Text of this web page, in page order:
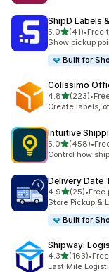
ShipD Labels
5.0เต็ม 5 ดาว
(41)
ทั้งหมด 41 รีวิว
•Free
Show pickup
Built for
Colissimo
4.8เต็ม 5 ดาว
(223)
ทั้งหมด 223 รีวิว
•
Create labels,
Intuitive
5.0เต็ม 5 ดาว
(458)
ทั้งหมด 458 รีวิว
•
Control how
Delivery Date
4.9เต็ม 5 ดาว
(25)
ทั้งหมด 25 รีวิว
•Free
Store Pickup &
Built for
Shipway:
4.3เต็ม 5 ดาว
(163)
ทั้งหมด 163 รีวิว
•
Last Mile